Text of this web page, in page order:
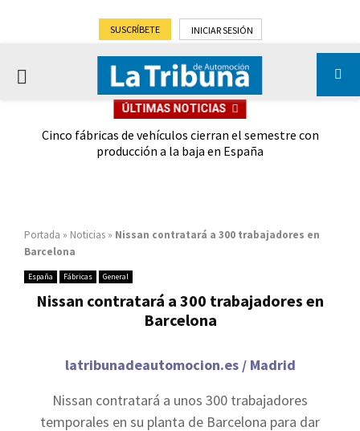
SUSCRÍBETE INICIAR SESIÓN
PRIMARY
ÚLTIMAS NOTICIAS
Cinco fábricas de vehículos cierran el semestre con
producción a la baja en España
Portada » Noticias » Nissan contratará a 300 trabajadores en
Barcelona
España Fábricas General
Nissan contratará a 300 trabajadores en
Barcelona
latribunadeautomocion.es / Madrid
Nissan contratará a unos 300 trabajadores
temporales en su planta de Barcelona para dar